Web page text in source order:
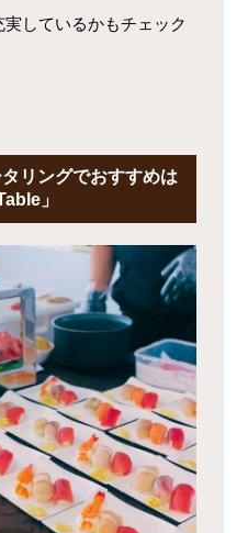
しているかもチェック
リングでおすすめは
」